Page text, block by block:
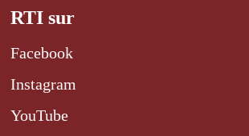
RTI sur
Facebook
Instagram
YouTube